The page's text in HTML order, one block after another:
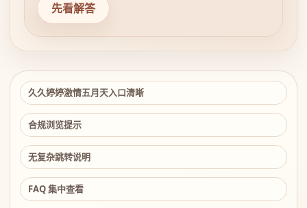
先看解答
久久婷婷激情五月天入口清晰
合规浏览提示
无复杂跳转说明
FAQ 集中查看